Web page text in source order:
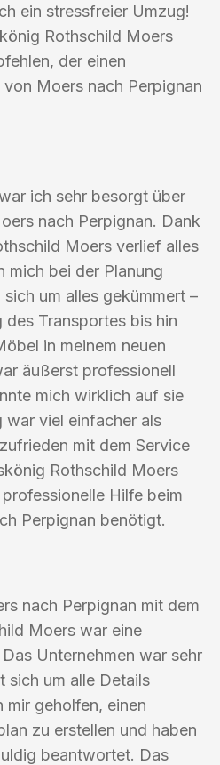
ein stressfreier Umzug!
Rothschild Moers
der einen
Moers nach Perpignan
ich sehr besorgt über
nach Perpignan. Dank
Moers verlief alles
mich bei der Planung
um alles gekümmert –
Transportes bis hin
in meinem neuen
äußerst professionell
mich wirklich auf sie
war viel einfacher als
mit dem Service
Rothschild Moers
Hilfe beim
Perpignan benötigt.
nach Perpignan mit dem
Moers war eine
Unternehmen war sehr
sich um alle Details
mir geholfen, einen
zu erstellen und haben
beantwortet. Das